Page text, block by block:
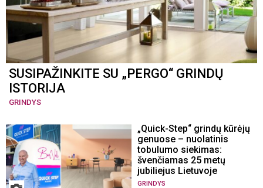
SUSIPAŽINKITE SU „PERGO“ GRINDŲ
ISTORIJA
GRINDYS
„Quick-Step“ grindų kūrėjų
genuose – nuolatinis
tobulumo siekimas:
švenčiamas 25 metų
jubiliejus Lietuvoje
GRINDYS